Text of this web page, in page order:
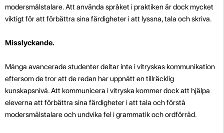
modersmålstalare. Att använda språket i praktiken är dock mycket
viktigt för att förbättra sina färdigheter i att lyssna, tala och skriva.
Misslyckande.
Många avancerade studenter deltar inte i vitryskas kommunikation
eftersom de tror att de redan har uppnått en tillräcklig
kunskapsnivå. Att kommunicera i vitryska kommer dock att hjälpa
eleverna att förbättra sina färdigheter i att tala och förstå
modersmålstalare och undvika fel i grammatik och ordförråd.